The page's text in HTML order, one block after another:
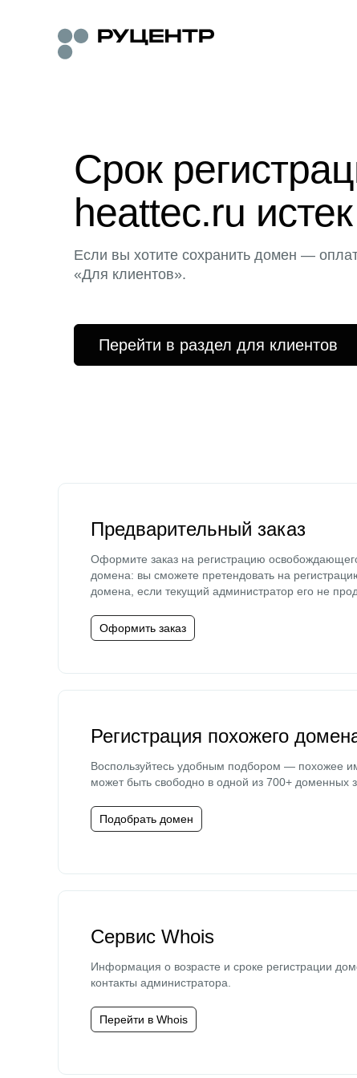
Срок
heattec.ru истек
Если вы хотите сохранить домен —
«Для клиентов».
Перейти в раздел для клиентов
Предварительный заказ
Оформите заказ на регистрацию
домена: вы сможете претендовать на
домена, если текущий администратор его не
Оформить заказ
Регистрация похожего
Воспользуйтесь удобным подбором — похожее
может быть свободно в одной из 700+ доменных
Подобрать домен
Сервис Whois
Информация о возрасте и сроке регистрации
контакты администратора.
Перейти в Whois